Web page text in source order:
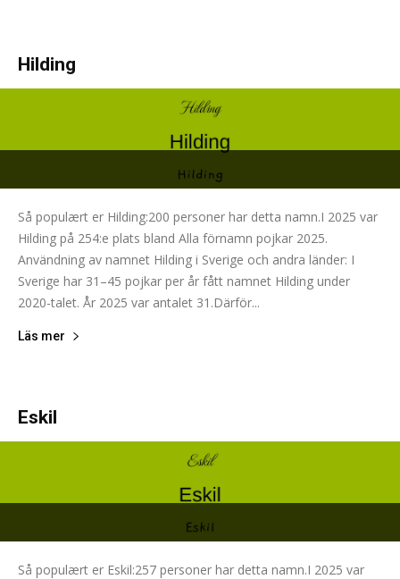
Hilding
Så populært er Hilding:200 personer har detta namn.I 2025 var
Hilding på 254:e plats bland Alla förnamn pojkar 2025.
Användning av namnet Hilding i Sverige och andra länder: I
Sverige har 31–45 pojkar per år fått namnet Hilding under
2020-talet. År 2025 var antalet 31.Därför...
Läs mer
Eskil
Så populært er Eskil:257 personer har detta namn.I 2025 var